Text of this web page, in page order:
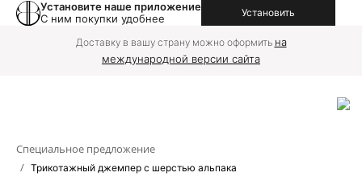
Установите наше приложение
С ним покупки удобнее
Установить
Доставку в вашу страну можно оформить на
международной версии сайта
Специальное предложение
/ Трикотажный джемпер с шерстью альпака